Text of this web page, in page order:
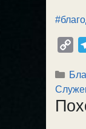
p
y
L